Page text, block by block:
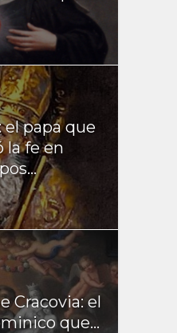
el papa que
la fe en
Cracovia: el
que...